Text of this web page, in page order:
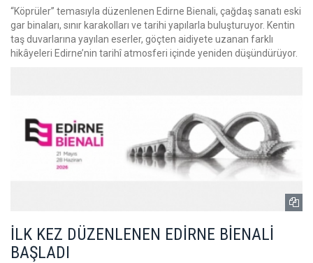
“Köprüler” temasıyla düzenlenen Edirne Bienali, çağdaş sanatı eski
gar binaları, sınır karakolları ve tarihi yapılarla buluşturuyor. Kentin
taş duvarlarına yayılan eserler, göçten aidiyete uzanan farklı
hikâyeleri Edirne’nin tarihî atmosferi içinde yeniden düşündürüyor.
İLK KEZ DÜZENLENEN EDİRNE BİENALİ
BAŞLADI